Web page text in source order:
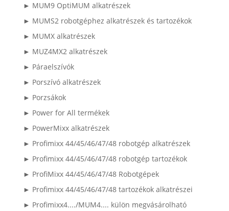
► MUM9 OptiMUM alkatrészek
► MUMS2 robotgéphez alkatrészek és tartozékok
► MUMX alkatrészek
► MUZ4MX2 alkatrészek
► Páraelszívók
► Porszívó alkatrészek
► Porzsákok
► Power for All termékek
► PowerMixx alkatrészek
► Profimixx 44/45/46/47/48 robotgép alkatrészek
► Profimixx 44/45/46/47/48 robotgép tartozékok
► ProfiMixx 44/45/46/47/48 Robotgépek
► Profimixx 44/45/46/47/48 tartozékok alkatrészei
► Profimixx4..../MUM4.... külön megvásárolható